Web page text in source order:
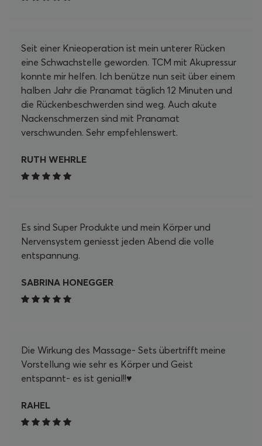
der Matte nur empfehlen. Es ist ein wahrer
Wohlfühlmoment, der mir hilft, Körper und Geist in
Einklang zu bringen. Zusätzlich möchte ich die
schnelle Lieferung und den hervorragenden
Kundenservice hervorheben. Ich hatte eine kleine
Frage zu den Anwendungszeiten, und mein
Anliegen wurde umgehend und freundlich
Set jedem empfehlen, der nach einer effektiven
Möglichkeit sucht, sich selbst etwas Gutes zu tun
mit meinem Pranamat Set! Danke, Pranamat!
Seit einer Knieoperation ist mein unterer Rücken
eine Schwachstelle geworden. TCM mit Akupressur
konnte mir helfen. Ich benütze nun seit über einem
halben Jahr die Pranamat täglich 12 Minuten und
die Rückenbeschwerden sind weg. Auch akute
Nackenschmerzen sind mit Pranamat
verschwunden. Sehr empfehlenswert.
RUTH WEHRLE
Es sind Super Produkte und mein Körper und
Nervensystem geniesst jeden Abend die volle
entspannung.
SABRINA HONEGGER
Die Wirkung des Massage- Sets übertrifft meine
Vorstellung wie sehr es Körper und Geist
entspannt- es ist genial!!♥️
RAHEL